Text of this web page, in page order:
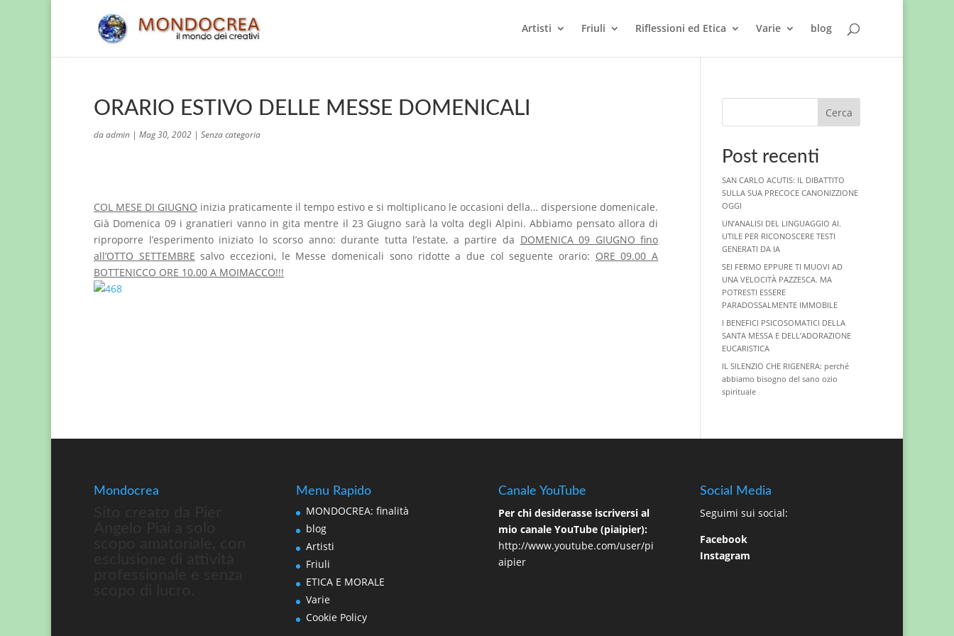
Artisti Friuli Riflessioni ed Etica Varie blog
ORARIO ESTIVO DELLE MESSE DOMENICALI
daadmin | Mag 30, 2002 | Senza categoria
COL MESE DI GIUGNO inizia praticamente il tempo estivo e si moltiplicano le occasioni della… dispersione domenicale.
Già Domenica 09 i granatieri vanno in gita mentre il 23 Giugno sarà la volta degli Alpini. Abbiamo pensato allora di
riproporre l’esperimento iniziato lo scorso anno: durante tutta l’estate, a partire da DOMENICA 09 GIUGNO fino
all’OTTO SETTEMBRE salvo eccezioni, le Messe domenicali sono ridotte a due col seguente orario: ORE 09.00 A
BOTTENICCO ORE 10.00 A MOIMACCO!!!
Cerca
Post recenti
SAN CARLO ACUTIS: IL DIBATTITO
SULLA SUA PRECOCE CANONIZZIONE
OGGI
UN’ANALISI DEL LINGUAGGIO AI.
UTILE PER RICONOSCERE TESTI
GENERATI DA IA
SEI FERMO EPPURE TI MUOVI AD
UNA VELOCITÀ PAZZESCA. MA
POTRESTI ESSERE
PARADOSSALMENTE IMMOBILE
I BENEFICI PSICOSOMATICI DELLA
SANTA MESSA E DELL’ADORAZIONE
EUCARISTICA
IL SILENZIO CHE RIGENERA: perché
abbiamo bisogno del sano ozio
spirituale
Mondocrea Menu Rapido
MONDOCREA: finalità
blog
Artisti
Friuli
ETICA E MORALE
Varie
Cookie Policy
Canale YouTube
Per chi desiderasse iscriversi al
mio canale YouTube (piaipier):
http://www.youtube.com/user/pi
aipier
Social Media
Seguimi sui social:
Facebook
Instagram